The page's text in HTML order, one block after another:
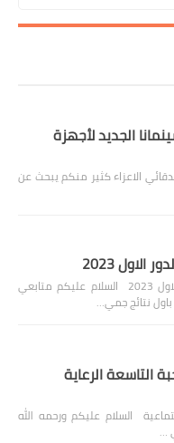
الجديد لأجهزة
الاعزاء كثير منكم يبحث عن
2023
نتائج السادس ابتدائي الدور الاول 2023 السلام عليكم متابعي
نتائج جمي…
التاسعة الرعاية
السلام عليكم ورحمه الله
…